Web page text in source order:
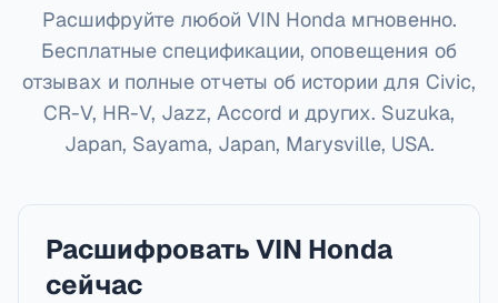
Расшифруйте любой VIN Honda мгновенно.
Бесплатные спецификации, оповещения об
отзывах и полные отчеты об истории для Civic,
CR-V, HR-V, Jazz, Accord и других. Suzuka,
Japan, Sayama, Japan, Marysville, USA.
Расшифровать VIN Honda
сейчас